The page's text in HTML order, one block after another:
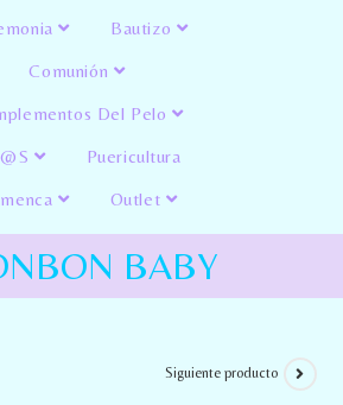
Bautizo
Comunión
Del Pelo
Puericultura
Outlet
BABY
Siguiente producto